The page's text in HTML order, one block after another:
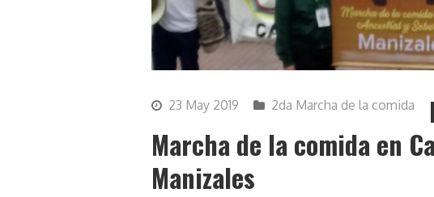
23 May 2019 2da Marcha de la comida
Marcha de la comida en
Manizales